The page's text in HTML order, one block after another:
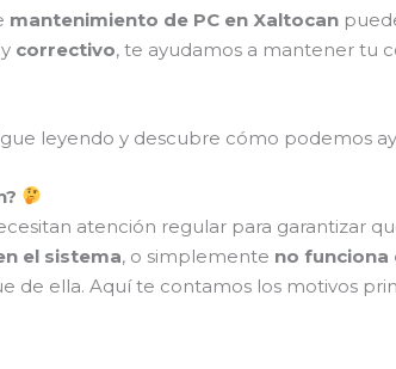
mantenimiento de PC en Xaltocan
y correctivo, te ayudamos a mantener tu
leyendo y descubre cómo podemos
atención regular para garantizar
el sistema, o simplemente no funciona
de ella. Aquí te contamos los motivos